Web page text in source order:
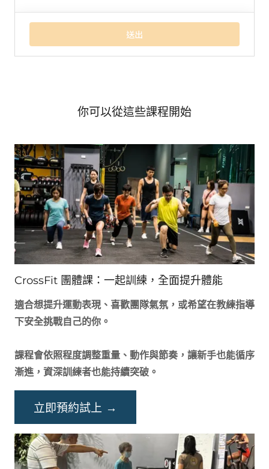
你可以從這些課程開始
CrossFit 團體課：一起訓練，全面提升體能
適合想提升運動表現、喜歡團隊氣氛，或希望在教練指導
下安全挑戰自己的你。
課程會依照程度調整重量、動作與節奏，讓新手也能循序
漸進，資深訓練者也能持續突破。
立即預約試上 →